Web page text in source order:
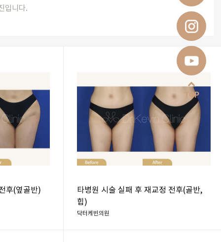
입니다.
후(옆골반)
타병원 시술 실패 후 재교정 전후(골반,
힙)
닥터케빈의원
TOP